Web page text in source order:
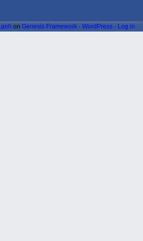
on Genesis Framework · WordPress · Log in